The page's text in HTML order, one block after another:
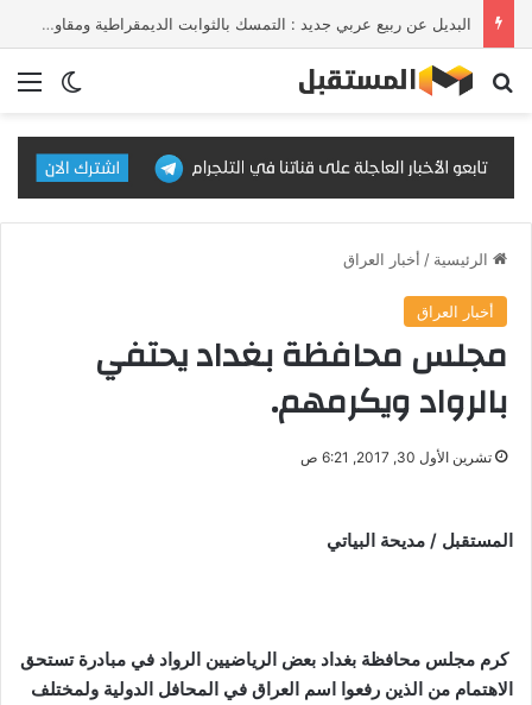
البديل عن ربيع عربي جديد : التمسك بالثوابت الديمقراطية ومقاومة الإلحاق بالقوى الأجنبية
الوضع بحث عن
الرئيسية / أخبار العراق
أخبار العراق
مجلس محافظة بغداد يحتفي
بالرواد ويكرمهم.
تشرين الأول 30, 2017, 6:21 ص
المستقبل / مديحة البياتي
كرم مجلس محافظة بغداد بعض الرياضيين الرواد في مبادرة تستحق
الاهتمام من الذين رفعوا اسم العراق في المحافل الدولية ولمختلف